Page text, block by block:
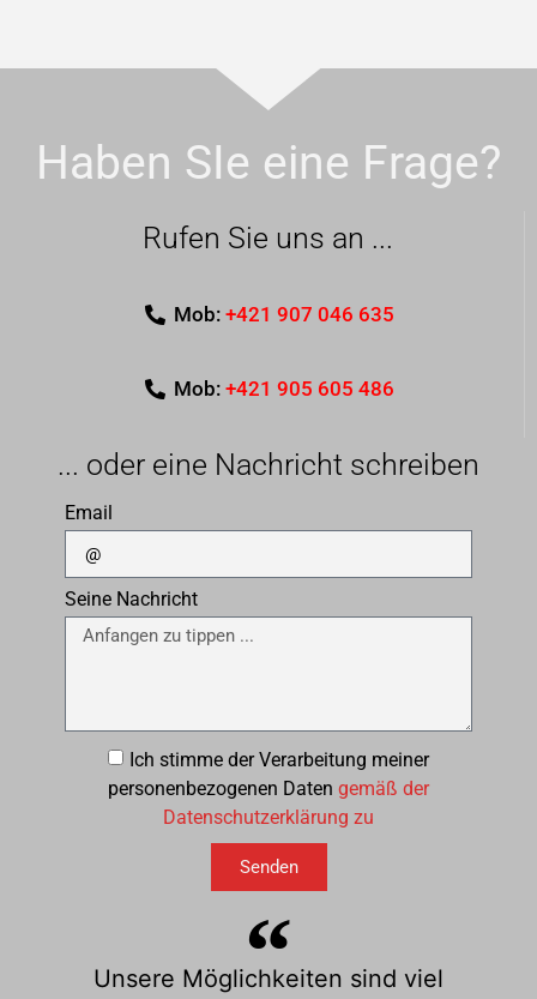
Haben SIe eine Frage?
Rufen Sie uns an ...
Mob: +421 907 046 635
Mob: +421 905 605 486
... oder eine Nachricht schreiben
Email
Seine Nachricht
Ich stimme der Verarbeitung meiner
personenbezogenen Daten gemäß der
Datenschutzerklärung zu
Senden
Unsere Möglichkeiten sind viel